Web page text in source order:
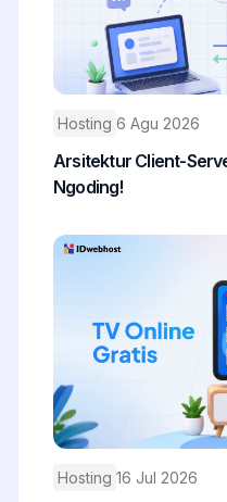
Hosting 6 Agu 2026
Arsitektur Client-
Ngoding!
Hosting 16 Jul 2026